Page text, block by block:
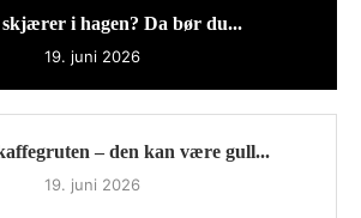
i hagen? Da bør du...
19. juni 2026
– den kan være gull...
19. juni 2026